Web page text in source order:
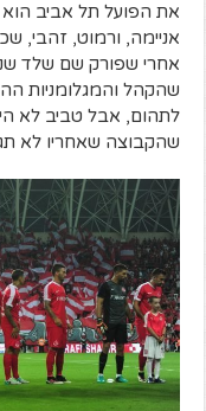
את הפועל תל אביב הוא
אניימה, ורמוט, זהבי,
אחרי שפורק שם שלד
שהקהל והמגלומניות
לתהום, אבל טביב לא
שהקבוצה שאחריו לא